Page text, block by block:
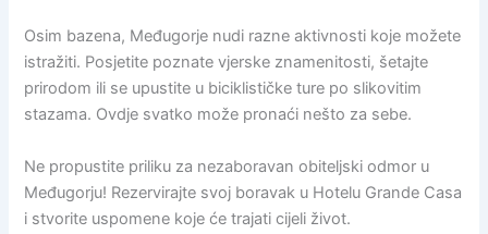
Osim bazena, Međugorje nudi razne aktivnosti koje možete
istražiti. Posjetite poznate vjerske znamenitosti, šetajte
prirodom ili se upustite u biciklističke ture po slikovitim
stazama. Ovdje svatko može pronaći nešto za sebe.
Ne propustite priliku za nezaboravan obiteljski odmor u
Međugorju! Rezervirajte svoj boravak u Hotelu Grande Casa
i stvorite uspomene koje će trajati cijeli život.